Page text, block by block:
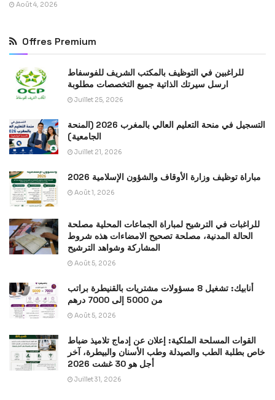
Août 4, 2026
Offres Premium
للراغبين في التوظيف بالمكتب الشريف للفوسفاط
ارسل سيرتك الذاتية جميع التخصصات مطلوبة
Juillet 25, 2026
التسجيل في منحة التعليم العالي بالمغرب 2026 (المنحة
الجامعية)
Juillet 21, 2026
مباراة توظيف وزارة الأوقاف والشؤون الإسلامية 2026
Août 1, 2026
للراغبات في الترشيح لمباراة الجماعات المحلية مصلحة
الحالة المدنية، مصلحة تصحيح الامضاءات هذه شروط
المشاركة وشواهد الترشيح
Août 5, 2026
أنابيك: تشغيل 8 مسؤولات مشتريات بالقنيطرة براتب
من 5000 إلى 7000 درهم
Août 5, 2026
القوات المسلحة الملكية: إعلان عن إدماج تلاميذ ضباط
خاص بطلبة الطب والصيدلة وطب الأسنان والبيطرة، آخر
أجل هو 30 غشت 2026
Juillet 31, 2026